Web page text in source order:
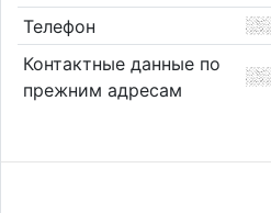
Телефон
Контактные данные по
прежним адресам